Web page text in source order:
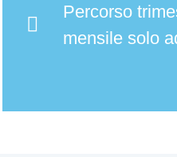
Percorso
mensile solo